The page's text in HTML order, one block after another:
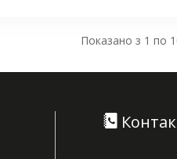
Показано з 1 по